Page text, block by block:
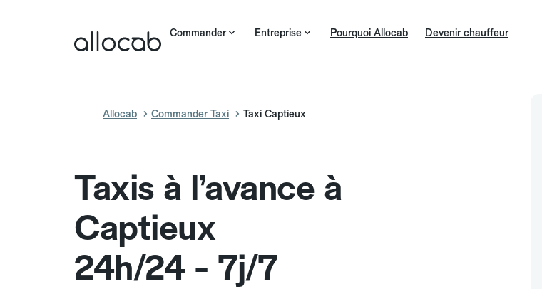
Commander Entreprise Pourquoi Allocab Devenir chauffeur
Allocab Commander Taxi Taxi Captieux
Taxis à l’avance à
Captieux
24h/24 - 7j/7